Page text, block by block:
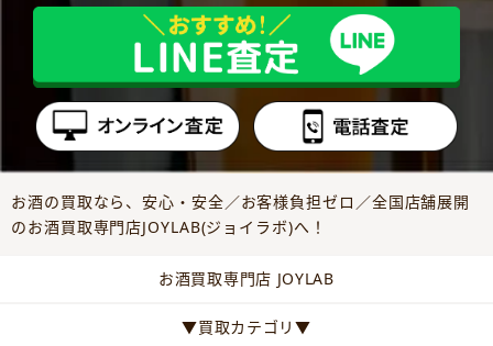
お酒の買取なら、安心・安全／お客様負担ゼロ／全国店舗展開
のお酒買取専門店JOYLAB(ジョイラボ)へ！
お酒買取専門店 JOYLAB
▼買取カテゴリ▼